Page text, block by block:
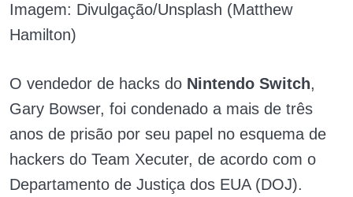
Imagem: Divulgação/Unsplash (Matthew
Hamilton)
O vendedor de hacks do Nintendo Switch,
Gary Bowser, foi condenado a mais de três
anos de prisão por seu papel no esquema de
hackers do Team Xecuter, de acordo com o
Departamento de Justiça dos EUA (DOJ).